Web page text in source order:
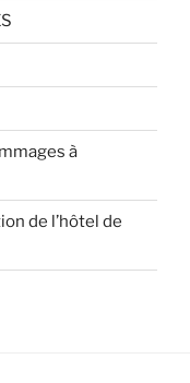
à
de l’hôtel de